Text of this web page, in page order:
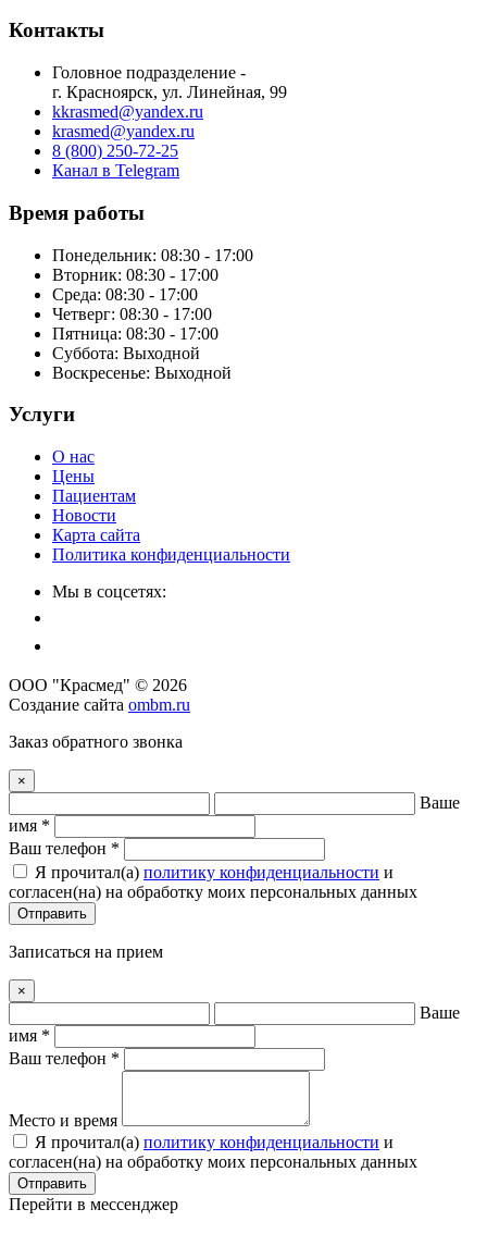
Контакты
Головное подразделение -
г. Красноярск, ул. Линейная, 99
kkrasmed@yandex.ru
krasmed@yandex.ru
8 (800) 250-72-25
Канал в Telegram
Время работы
Понедельник: 08:30 - 17:00
Вторник: 08:30 - 17:00
Среда: 08:30 - 17:00
Четверг: 08:30 - 17:00
Пятница: 08:30 - 17:00
Суббота: Выходной
Воскресенье: Выходной
Услуги
О нас
Цены
Пациентам
Новости
Карта сайта
Политика конфиденциальности
Мы в соцсетях:
ООО "Красмед" © 2026
Создание сайта ombm.ru
Заказ обратного звонка
×
Ваше
имя *
Ваш телефон *
Я прочитал(a) политику конфиденциальности и
согласен(на) на обработку моих персональных данных
Отправить
Записаться на прием
×
Ваше
имя *
Ваш телефон *
Место и время
Я прочитал(a) политику конфиденциальности и
согласен(на) на обработку моих персональных данных
Отправить
Перейти в мессенджер